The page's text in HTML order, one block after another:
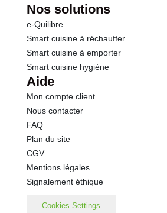
Nos solutions
e-Quilibre
Smart cuisine à réchauffer
Smart cuisine à emporter
Smart cuisine hygiène
Aide
Mon compte client
Nous contacter
FAQ
Plan du site
CGV
Mentions légales
Signalement éthique
Cookies Settings